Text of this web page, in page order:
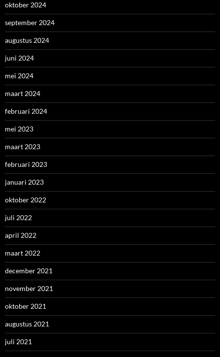
oktober 2024
september 2024
augustus 2024
juni 2024
mei 2024
maart 2024
februari 2024
mei 2023
maart 2023
februari 2023
januari 2023
oktober 2022
juli 2022
april 2022
maart 2022
december 2021
november 2021
oktober 2021
augustus 2021
juli 2021